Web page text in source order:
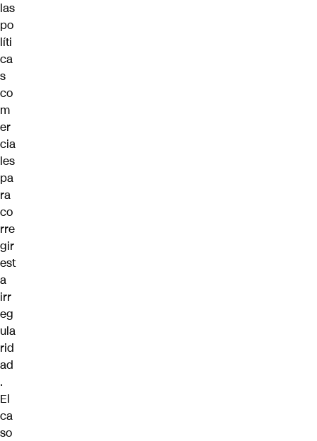
las
po
líti
ca
s
co
m
er
cia
les
pa
ra
co
rre
gir
est
a
irr
eg
ula
rid
ad
.
El
ca
so